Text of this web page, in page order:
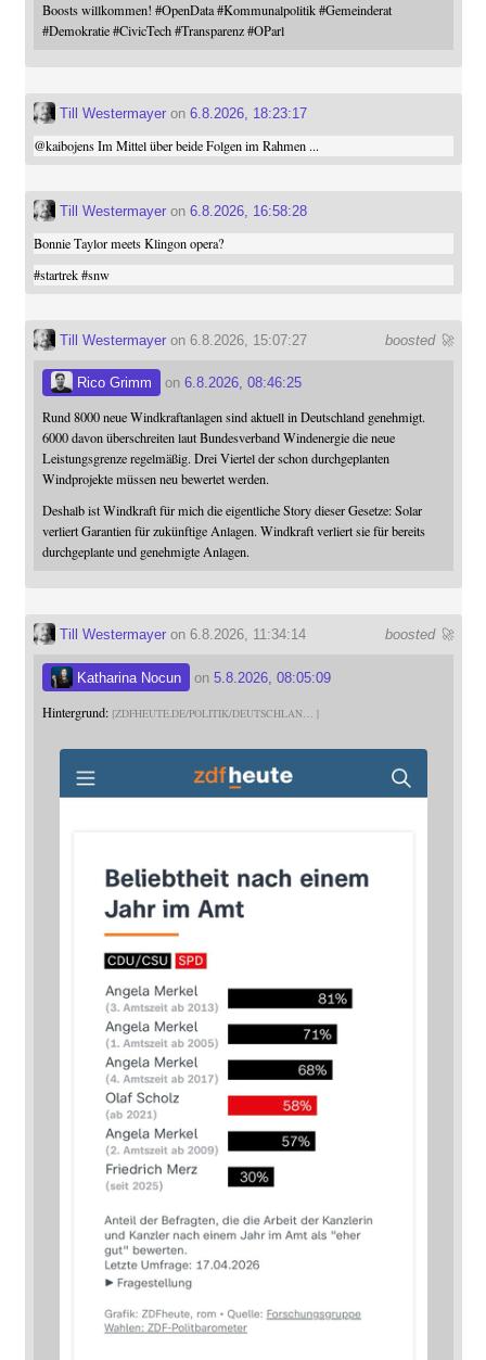
Boosts willkommen! #OpenData #Kommunalpolitik #Gemeinderat
#Demokratie #CivicTech #Transparenz #OParl
Till Westermayeron 6.8.2026, 18:23:17
@kaibojensIm Mittel über beide Folgen im Rahmen ...
Till Westermayeron 6.8.2026, 16:58:28
Bonnie Taylor meets Klingon opera?
#startrek #snw
boosted 🚀
Till Westermayeron 6.8.2026, 15:07:27
Rico Grimm on 6.8.2026, 08:46:25
Rund 8000 neue Windkraftanlagen sind aktuell in Deutschland genehmigt.
6000 davon überschreiten laut Bundesverband Windenergie die neue
Leistungsgrenze regelmäßig. Drei Viertel der schon durchgeplanten
Windprojekte müssen neu bewertet werden.
Deshalb ist Windkraft für mich die eigentliche Story dieser Gesetze: Solar
verliert Garantien für zukünftige Anlagen. Windkraft verliert sie für bereits
durchgeplante und genehmigte Anlagen.
boosted 🚀
Till Westermayeron 6.8.2026, 11:34:14
Katharina Nocun on 5.8.2026, 08:05:09
Hintergrund: ZDFHEUTE.DE/POLITIK/DEUTSCHLAN